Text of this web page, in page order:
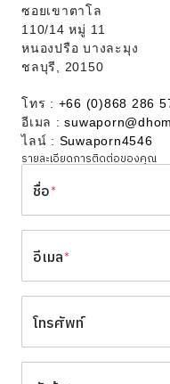
ซอยเขาตาโล
110/14 หมู่ 11
หนองปรือ บางละมุง
ชลบุรี, 20150
โทร : +66 (0)868 286
อีเมล :
ไลน์ : Suwaporn4546
รายละเอียดการติดต่อของคุณ
ชื่อ*
อีเมล*
โทรศัพท์